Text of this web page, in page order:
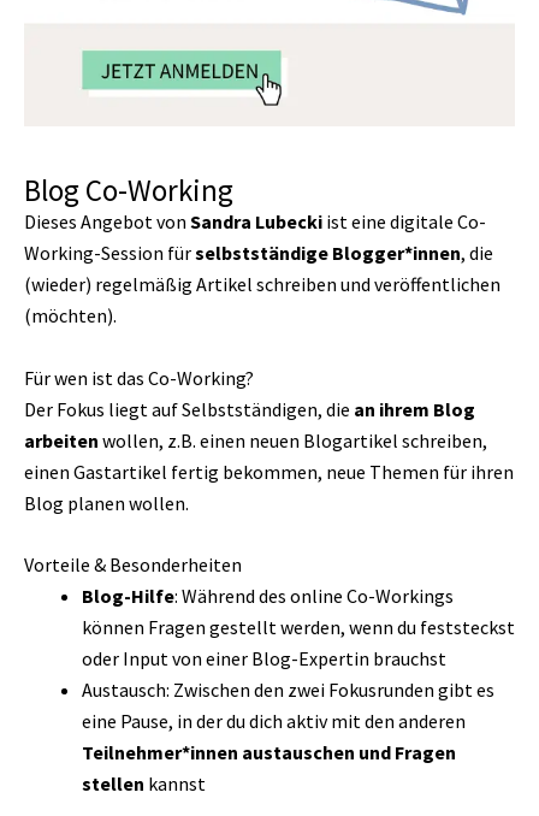
Blog Co-Working
Dieses Angebotvon Sandra Lubecki ist eine digitale Co-
Working-Session fürselbstständige Blogger*innen, die
(wieder) regelmäßig Artikel schreiben und veröffentlichen
(möchten).
Für wen ist das Co-Working?
Der Fokus liegt auf Selbstständigen, die an ihrem Blog
arbeiten wollen, z.B. einen neuen Blogartikel schreiben,
einen Gastartikel fertig bekommen, neue Themen für ihren
Blog planen wollen.
Vorteile & Besonderheiten
Blog-Hilfe: Während des online Co-Workings
können Fragen gestellt werden, wenn du feststeckst
oder Input von einer Blog-Expertin brauchst
Austausch: Zwischen den zwei Fokusrunden gibt es
eine Pause, in der du dich aktiv mit den anderen
Teilnehmer*innen austauschen und Fragen
stellen kannst